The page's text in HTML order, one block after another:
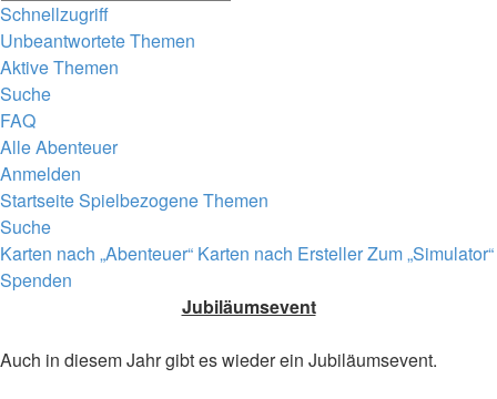
Schnellzugriff
Unbeantwortete Themen
Aktive Themen
Suche
FAQ
Alle Abenteuer
Anmelden
StartseiteSpielbezogene Themen
Suche
Karten nach „Abenteuer“ Karten nach ErstellerZum „Simulator“
Spenden
Jubiläumsevent
Auch in diesem Jahr gibt es wieder ein Jubiläumsevent.